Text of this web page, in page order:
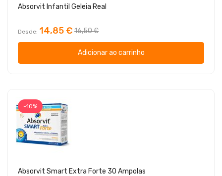
Absorvit Infantil Geleia Real
Desde 14,85 € 16,50 €
Adicionar ao carrinho
-10%
Absorvit Smart Extra Forte 30 Ampolas